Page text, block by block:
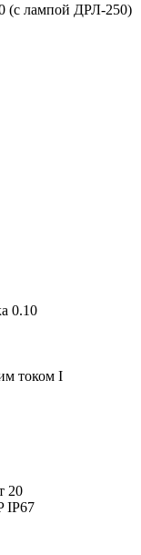
лампой ДРЛ-250)
0.10
током I
20
IP67